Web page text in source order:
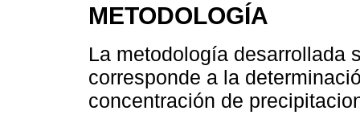
METODOLOGÍA
La metodología desarrollada
corresponde a la
concentración de